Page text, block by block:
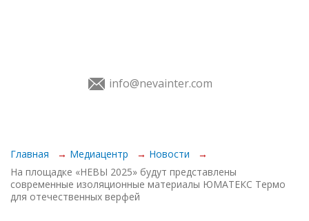
info@nevainter.com
О Выставке
Экспонентам
Посетителям
Главная Медиацентр
Новости
На площадке «НЕВЫ 2025» будут представлены
современные изоляционные материалы ЮМАТЕКС Термо
для отечественных верфей